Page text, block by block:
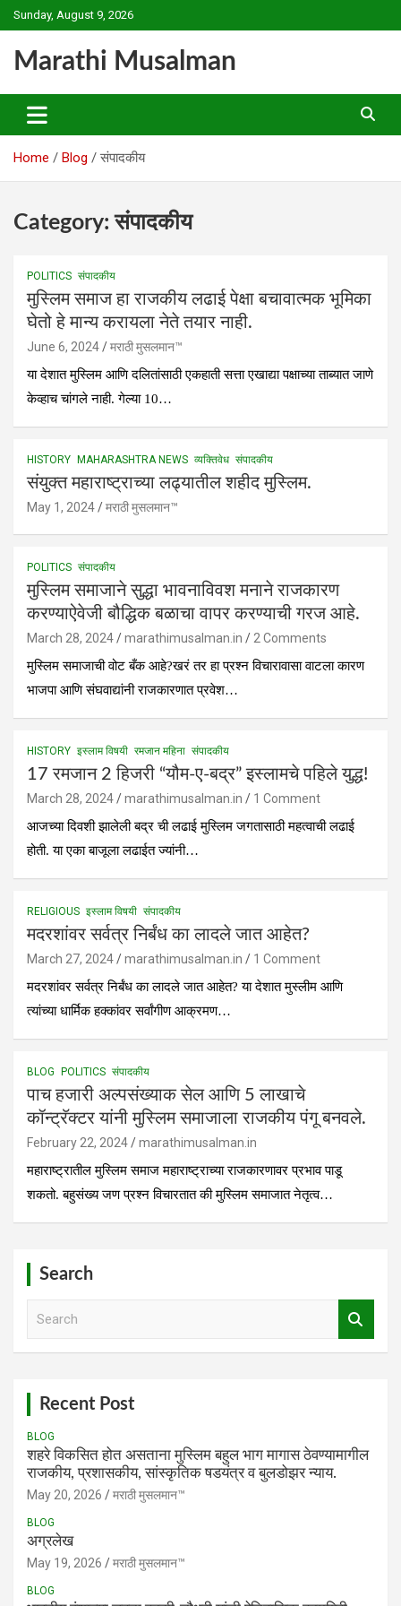
Skip
to
Sunday, August 9, 2026
Marathi Musalman
Home Blog संपादकीय
Category:संपादकीय
POLITICS संपादकीय
मुस्लिम समाज हा राजकीय लढाई पेक्षा बचावात्मक भूमिका
घेतो हे मान्य करायला नेते तयार नाही.
June 6, 2024
मराठी मुसलमान™️
या देशात मुस्लिम आणि दलितांसाठी एकहाती सत्ता एखाद्या पक्षाच्या ताब्यात जाणे
केव्हाच चांगले नाही. गेल्या 10…
HISTORY MAHARASHTRA NEWS व्यक्तिवेध संपादकीय
संयुक्त महाराष्ट्राच्या लढ्यातील शहीद मुस्लिम.
May 1, 2024 मराठी मुसलमान™️
POLITICS संपादकीय
मुस्लिम समाजाने सुद्धा भावनाविवश मनाने राजकारण
करण्याऐवेजी बौद्धिक बळाचा वापर करण्याची गरज आहे.
March 28, 2024 marathimusalman.in
2 Comments
मुस्लिम समाजाची वोट बँक आहे?खरं तर हा प्रश्न विचारावासा वाटला कारण
भाजपा आणि संघवाद्यांनी राजकारणात प्रवेश…
HISTORY इस्लाम विषयी रमजान महिना संपादकीय
17 रमजान 2 हिजरी “यौम-ए-बद्र” इस्लामचे पहिले युद्ध!
March 28, 2024 marathimusalman.in
1 Comment
आजच्या दिवशी झालेली बद्र ची लढाई मुस्लिम जगतासाठी महत्वाची लढाई
होती. या एका बाजूला लढाईत ज्यांनी…
RELIGIOUS इस्लाम विषयी संपादकीय
मदरशांवर सर्वत्र निर्बंध का लादले जात आहेत?
March 27, 2024 marathimusalman.in
1 Comment
मदरशांवर सर्वत्र निर्बंध का लादले जात आहेत? या देशात मुस्लीम आणि
त्यांच्या धार्मिक हक्कांवर सर्वांगीण आक्रमण…
BLOG POLITICS संपादकीय
पाच हजारी अल्पसंख्याक सेल आणि 5 लाखाचे
कॉन्ट्रॅक्टर यांनी मुस्लिम समाजाला राजकीय पंगू बनवले.
February 22, 2024
marathimusalman.in
महाराष्ट्रातील मुस्लिम समाज महाराष्ट्राच्या राजकारणावर प्रभाव पाडू
शकतो. बहुसंख्य जण प्रश्न विचारतात की मुस्लिम समाजात नेतृत्व…
Search
Recent Post
BLOG
शहरे विकसित होत असताना मुस्लिम बहुल भाग मागास ठेवण्यामागील
राजकीय, प्रशासकीय, सांस्कृतिक षडयंत्र व बुलडोझर न्याय.
May 20, 2026 मराठी मुसलमान™️
BLOG
अग्रलेख
May 19, 2026 मराठी मुसलमान™️
BLOG